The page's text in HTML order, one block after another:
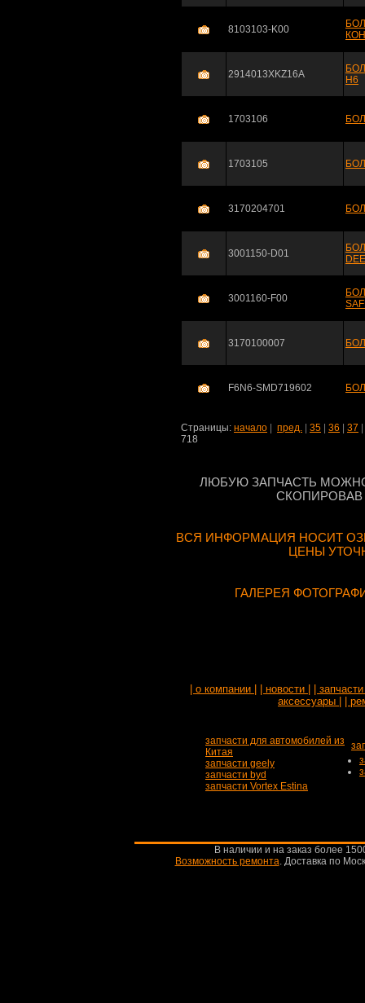
8103103-K00
2914013XKZ16A
H6
1703106
1703105
3170204701
3001150-D01
3001160-F00
3170100007
F6N6-SMD719602
Страницы: начало пред. 35 36 37
718
ЛЮБУЮ ЗАПЧАСТЬ
ВСЯ ИНФОРМАЦИЯ НОСИТ
ЦЕНЫ
ГАЛЕРЕЯ
| о компании | | новости |
|
аксессуары |
|
запчасти для автомобилей из
Китая
запчасти geely
запчасти byd
запчасти Vortex Estina
В наличии и на заказ более
Возможность ремонта.Доставка по